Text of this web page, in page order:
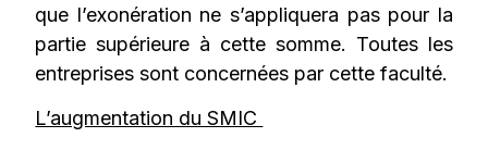
que l’exonération ne s’appliquera pas pour la
partie supérieure à cette somme. Toutes les
entreprises sont concernées par cette faculté.
L’augmentation du SMIC